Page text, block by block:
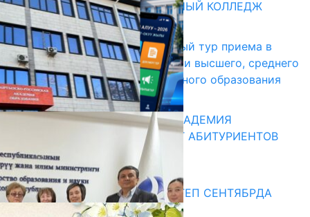
БИШКЕКСКИЙ УНИВЕРСАЛЬНЫЙ КОЛЛЕДЖ
17.07.2026
В Кыргызстане начался первый тур приема в
образовательные организации высшего, среднего
и начального профессионального образования
13.07.2026
КЫРГЫЗКО-РОССИЙСКАЯ АКАДЕМИЯ
ОБРАЗОВАНИЯ ПРИГЛАШАЕТ АБИТУРИЕНТОВ
10.07.2026
Медиа
СУЗАКТА 750 ОРУНДУУ МЕКТЕП СЕНТЯБРДА
ПАЙДАЛАНУУГА БЕРИЛЕТ